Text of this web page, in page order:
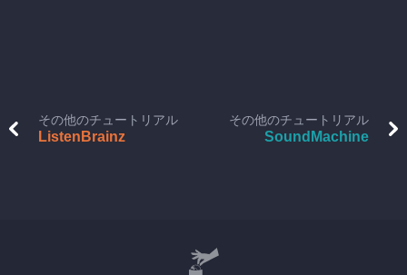
その他のチュートリアル
ListenBrainz
その他のチュートリアル
SoundMachine